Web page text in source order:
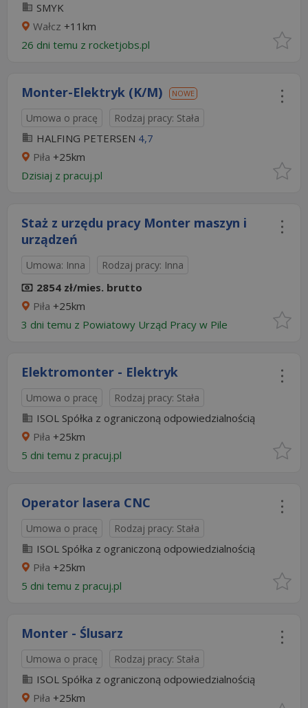
SMYK
Wałcz +11km
26 dni temu z rocketjobs.pl
Monter-Elektryk (K/M) NOWE
Umowa o pracę Rodzaj pracy: Stała
HALFING PETERSEN 4,7
Piła +25km
Dzisiaj z pracuj.pl
Staż z urzędu pracy Monter maszyn i
urządzeń
Umowa: Inna Rodzaj pracy: Inna
2854 zł/mies. brutto
Piła +25km
3 dni temu z Powiatowy Urząd Pracy w Pile
Elektromonter - Elektryk
Umowa o pracę Rodzaj pracy: Stała
ISOL Spółka z ograniczoną odpowiedzialnością
Piła +25km
5 dni temu z pracuj.pl
Operator lasera CNC
Umowa o pracę Rodzaj pracy: Stała
ISOL Spółka z ograniczoną odpowiedzialnością
Piła +25km
5 dni temu z pracuj.pl
Monter - Ślusarz
Umowa o pracę Rodzaj pracy: Stała
ISOL Spółka z ograniczoną odpowiedzialnością
Piła +25km